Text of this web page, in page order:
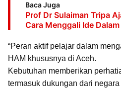
Baca Juga
Prof Dr Sulaiman Tripa
Cara Menggali Ide
“Peran aktif pelajar dalam
HAM khususnya di Aceh.
Kebutuhan memberikan
termasuk dukungan dari